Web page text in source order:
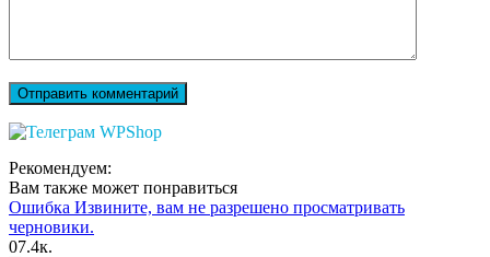
Рекомендуем:
Вам также может понравиться
Ошибка Извините, вам не разрешено просматривать
черновики.
07.4к.